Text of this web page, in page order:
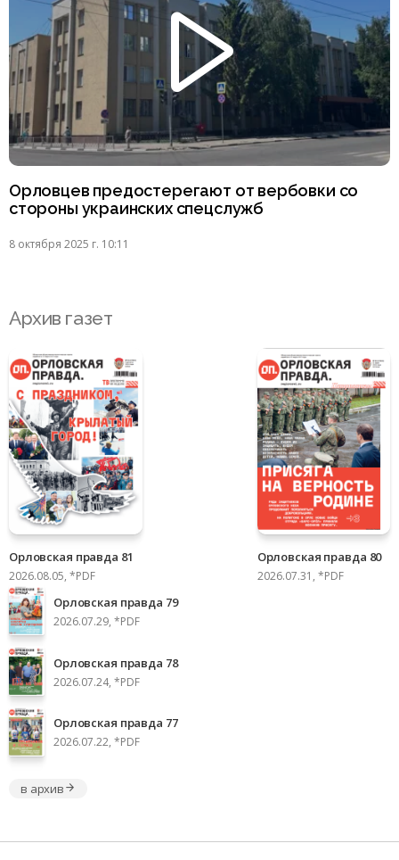
Орловцев предостерегают от вербовки со
стороны украинских спецслужб
8 октября 2025 г. 10:11
Архив газет
Орловская правда 81
2026.08.05, *PDF
Орловская правда 80
2026.07.31, *PDF
Орловская правда 79
2026.07.29, *PDF
Орловская правда 78
2026.07.24, *PDF
Орловская правда 77
2026.07.22, *PDF
в архив